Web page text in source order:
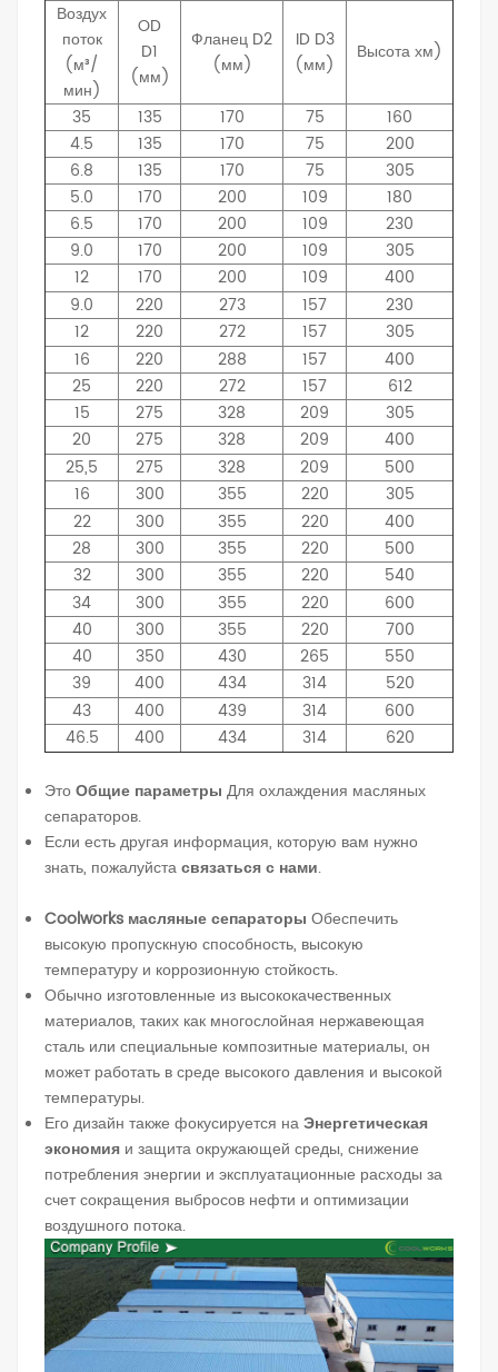
Воздух
поток
(м³/
мин)
OD
D1
(мм)
Фланец D2
(мм)
ID D3
(мм)
Высотахм)
35 135 170 75
160
4.5
135 170 75
200
6.8
135 170 75
305
5.0
170 200 109
180
6.5
170 200 109
230
9.0
170 200 109
305
12
170 200 109
400
9.0
220 273 157
230
12
220 272 157
305
16
220 288 157
400
25
220 272 157
612
15
275 328 209
305
20
275 328 209
400
25,5
275 328 209
500
16
300 355 220
305
22
300 355 220
400
28
300 355 220
500
32
300 355 220
540
34
300 355 220
600
40
300 355 220
700
40
350 430 265
550
39
400 434 314
520
43
400 439 314
600
46.5
400 434 314 620
ЭтоОбщие параметры Для охлаждения масляных
сепараторов.
Если есть другая информация, которую вам нужно
знать, пожалуйстасвязаться с нами.
Coolworks масляные сепараторы Обеспечить
высокую пропускную способность, высокую
температуру и коррозионную стойкость.
Обычно изготовленные из высококачественных
материалов, таких как многослойная нержавеющая
сталь или специальные композитные материалы, он
может работать в среде высокого давления и высокой
температуры.
Его дизайн также фокусируется наЭнергетическая
экономия и защита окружающей среды, снижение
потребления энергии и эксплуатационные расходы за
счет сокращения выбросов нефти и оптимизации
воздушного потока.